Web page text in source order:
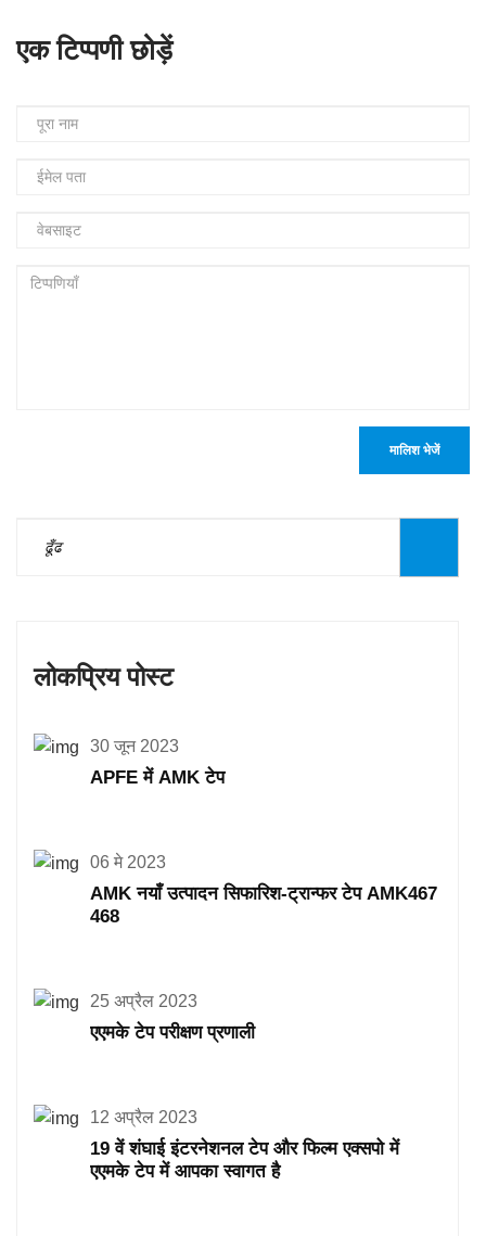
एक टिप्पणी छोड़ें
मालिश भेजें
लोकप्रिय पोस्ट
30 जून 2023
APFE में AMK टेप
06 मे 2023
AMK नयाँ उत्पादन सिफारिश-ट्रान्फर टेप AMK467
468
25 अप्रैल 2023
एएमके टेप परीक्षण प्रणाली
12 अप्रैल 2023
19 वें शंघाई इंटरनेशनल टेप और फिल्म एक्सपो में
एएमके टेप में आपका स्वागत है